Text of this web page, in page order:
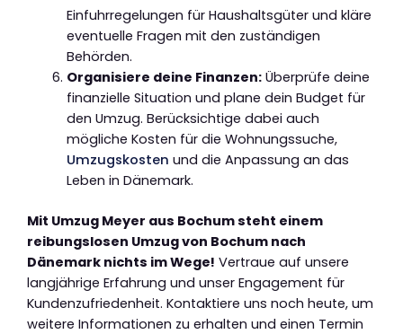
Einfuhrregelungen für Haushaltsgüter und kläre
eventuelle Fragen mit den zuständigen
Behörden.
Organisiere deine Finanzen:Überprüfe deine
finanzielle Situation und plane dein Budget für
den Umzug. Berücksichtige dabei auch
mögliche Kosten für die Wohnungssuche,
Umzugskosten und die Anpassung an das
Leben in Dänemark.
Mit Umzug Meyer aus Bochum steht einem
reibungslosen Umzug von Bochum nach
Dänemark nichts im Wege! Vertraue auf unsere
langjährige Erfahrung und unser Engagement für
Kundenzufriedenheit. Kontaktiere uns noch heute, um
weitere Informationen zu erhalten und einen Termin